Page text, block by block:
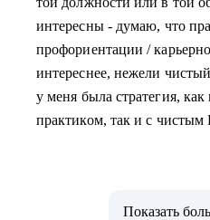
интересны - думаю, что
профориентации /
интереснее, нежели
у меня была стратегия, как
практиком, так и с чистым
Показать